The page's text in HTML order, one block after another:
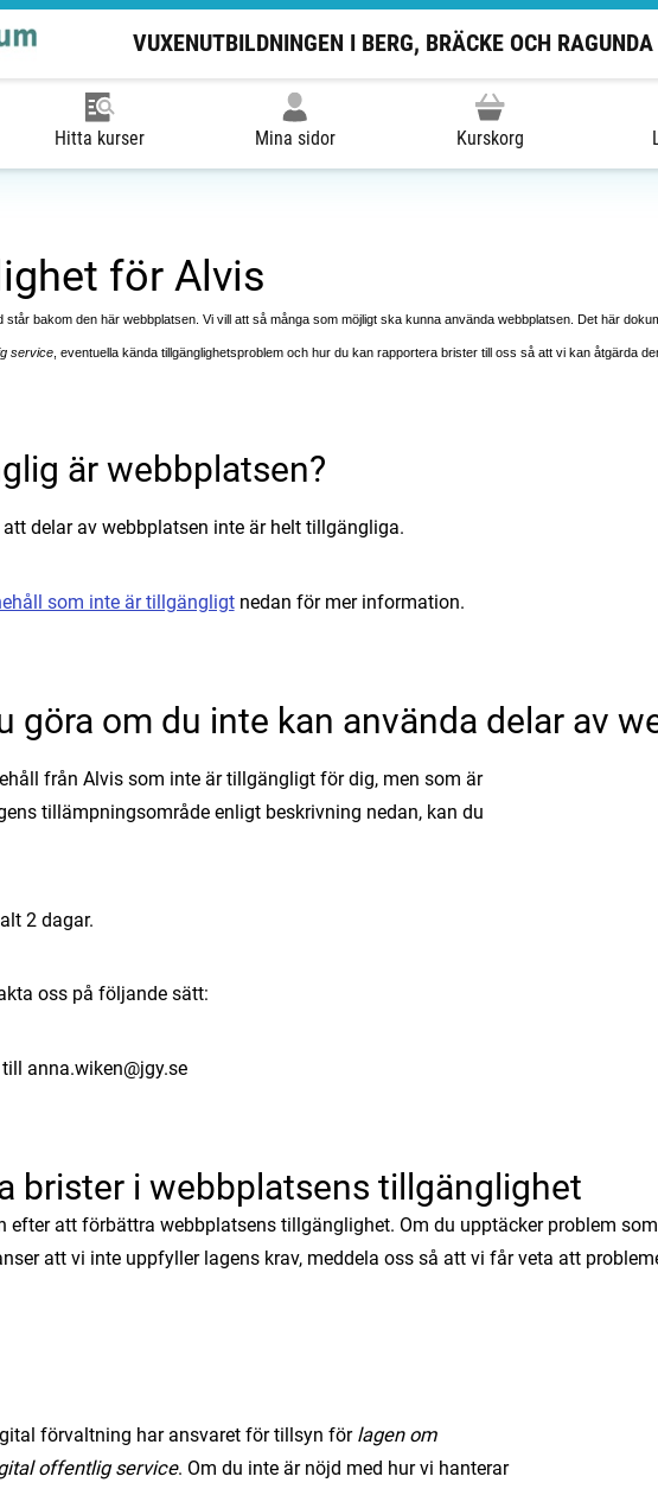
VUXENUTBILDNINGEN I BERG, BRÄCKE OCH RAGUNDA
Hitta kurser Mina sidor Kurskorg
för Alvis
står bakom den här webbplatsen. Vi vill att så många som möjligt ska kunna använda webbplatsen. Det här
service, eventuella kända tillgänglighetsproblem och hur du kan rapportera brister till oss så att vi kan åtgärda
är webbplatsen?
delar av webbplatsen inte är helt tillgängliga.
som inte är tillgängligtnedan för mer information.
göra om du inte kan använda delar av
från Alvis som inte är tillgängligt för dig, men som är
tillämpningsområde enligt beskrivning nedan, kan du
2 dagar.
oss på följande sätt:
anna.wiken@jgy.se
brister i webbplatsens tillgänglighet
efter att förbättra webbplatsens tillgänglighet. Om du upptäcker problem
att vi inte uppfyller lagens krav, meddela oss så att vi får veta att
förvaltning har ansvaret för tillsyn för lagen om
offentlig service. Om du inte är nöjd med hur vi hanterar